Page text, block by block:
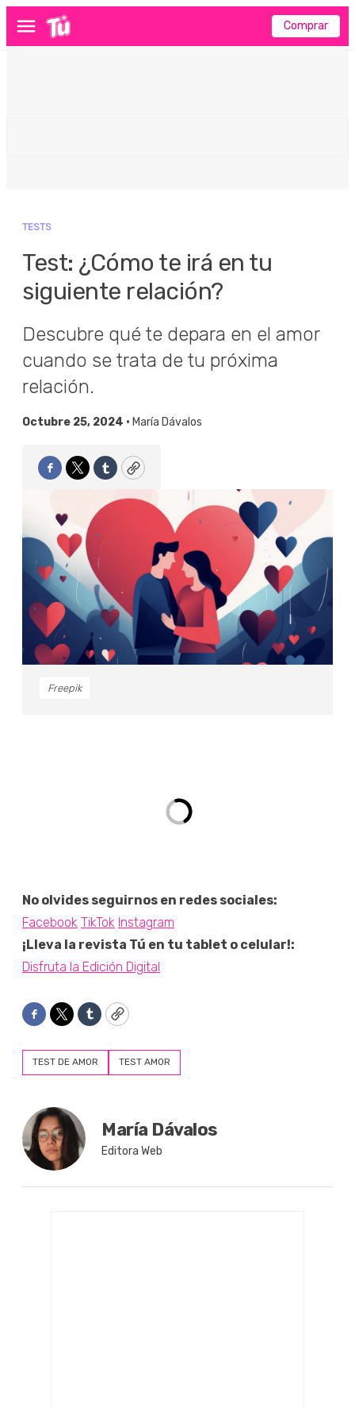
Menú Comprar
TESTS
Test: ¿Cómo te irá en tu
siguiente relación?
Descubre qué te depara en el amor
cuando se trata de tu próxima
relación.
Octubre 25, 2024 • María Dávalos
Facebook
TwitterTumblrCopy
Freepik
No olvides seguirnos en redes sociales:
Facebook TikTok Instagram
¡Lleva la revista Tú en tu tablet o celular!:
Disfruta la Edición Digital
Facebook
TwitterTumblrCopy
TEST DE AMOR TEST AMOR
María Dávalos
Editora Web